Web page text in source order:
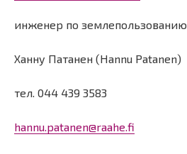
инженер по землепользованию
Ханну Патанен (Hannu Patanen)
тел. 044 439 3583
hannu.patanen@raahe.fi